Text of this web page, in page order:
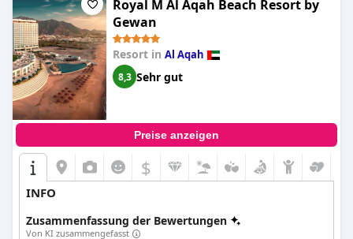
Royal M Al Aqah Beach Resort by
Gewan
Resort in Al Aqah
8,3 Sehr gut
Preise anzeigen
$
INFO
Zusammenfassung der Bewertungen
Von KI zusammengefasst